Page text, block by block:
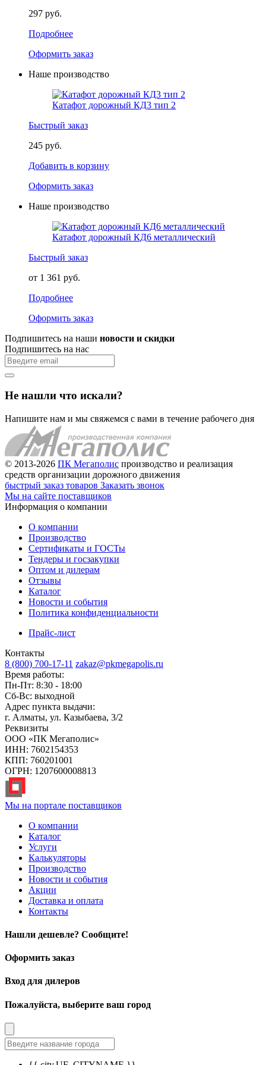
297 руб.
Подробнее
Оформить заказ
Наше производство
Катафот дорожный КД3 тип 2
Быстрый заказ
245 руб.
Добавить в корзину
Оформить заказ
Наше производство
Катафот дорожный КД6 металлический
Быстрый заказ
от 1 361 руб.
Подробнее
Оформить заказ
Подпишитесь на наши новости и скидки
Подпишитесь на нас
Не нашли что искали?
Напишите нам и мы свяжемся с вами в течение рабочего дня
© 2013-2026 ПК Мегаполис производство и реализация
средств организации дорожного движения
быстрый заказ товаров Заказать звонок
Мы на сайте поставщиков
Информация о компании
О компании
Производство
Сертификаты и ГОСТы
Тендеры и госзакупки
Оптом и дилерам
Отзывы
Каталог
Новости и события
Политика конфиденциальности
Прайс-лист
Контакты
8 (800) 700-17-11 zakaz@pkmegapolis.ru
Время работы:
Пн-Пт: 8:30 - 18:00
Сб-Вс: выходной
Адрес пункта выдачи:
г. Алматы, ул. Казыбаева, 3/2
Реквизиты
ООО «ПК Мегаполис»
ИНН: 7602154353
КПП: 760201001
ОГРН: 1207600008813
Мы на портале поставщиков
О компании
Каталог
Услуги
Калькуляторы
Производство
Новости и события
Акции
Доставка и оплата
Контакты
Нашли дешевле? Сообщите!
Оформить заказ
Вход для дилеров
Пожалуйста, выберите ваш город